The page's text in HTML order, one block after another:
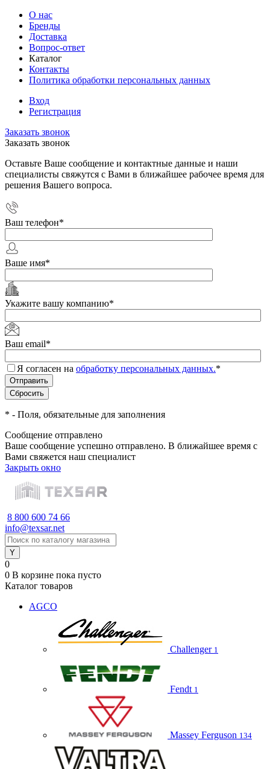
О нас
Бренды
Доставка
Вопрос-ответ
Каталог
Контакты
Политика обработки персональных данных
Вход
Регистрация
Заказать звонок
Заказать звонок
Оставьте Ваше сообщение и контактные данные и наши
специалисты свяжутся с Вами в ближайшее рабочее время для
решения Вашего вопроса.
Ваш телефон*
Ваше имя*
Укажите вашу компанию*
Ваш email*
Я согласен на обработку персональных данных.*
* - Поля, обязательные для заполнения
Сообщение отправлено
Ваше сообщение успешно отправлено. В ближайшее время с
Вами свяжется наш специалист
Закрыть окно
8 800 600 74 66
info@texsar.net
0
0 В корзине пока пусто
Каталог товаров
AGCO
Challenger 1
Fendt 1
Massey Ferguson 134